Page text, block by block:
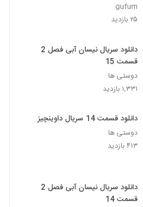
gufum
۲۵ بازدید
دانلود سریال نیسان آبی فصل 2
قسمت 15
دوستی ها
۱,۳۳۱ بازدید
دانلود قسمت 14 سریال داوینچیز
دوستی ها
۴۱۳ بازدید
دانلود سریال نیسان آبی فصل 2
قسمت 14